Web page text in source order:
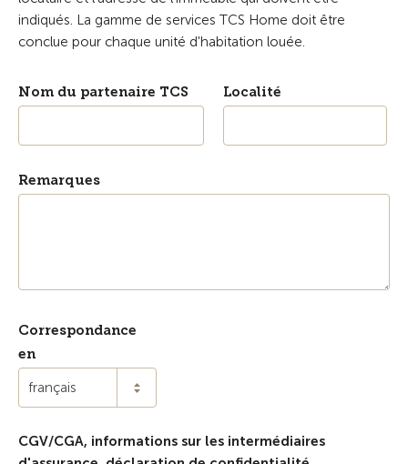
indiqués. La gamme de services TCS Home doit être
conclue pour chaque unité d'habitation louée.
Nom du partenaire TCS Localité
Remarques
Correspondance
en
français
CGV/CGA, informations sur les intermédiaires